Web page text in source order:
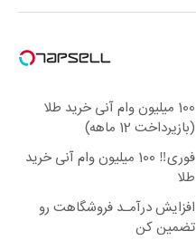
100 میلیون وام آنی خرید طلا
(بازپرداخت 12 ماهه)
فوری‼️ 100 میلیون وام آنی خرید
طلا
افزایش درآمـد فروشگاهت رو
تضمین کن